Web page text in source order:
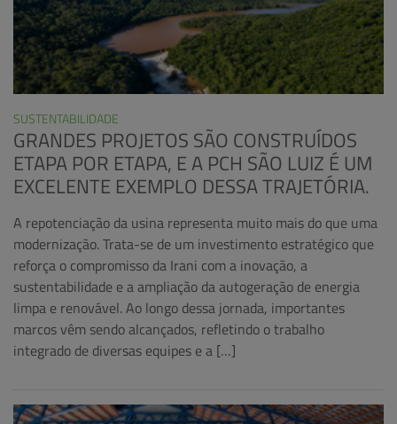
SUSTENTABILIDADE
GRANDES PROJETOS SÃO CONSTRUÍDOS
ETAPA POR ETAPA, E A PCH SÃO LUIZ É UM
EXCELENTE EXEMPLO DESSA TRAJETÓRIA.
A repotenciação da usina representa muito mais do que uma
modernização. Trata-se de um investimento estratégico que
reforça o compromisso da Irani com a inovação, a
sustentabilidade e a ampliação da autogeração de energia
limpa e renovável. Ao longo dessa jornada, importantes
marcos vêm sendo alcançados, refletindo o trabalho
integrado de diversas equipes e a […]